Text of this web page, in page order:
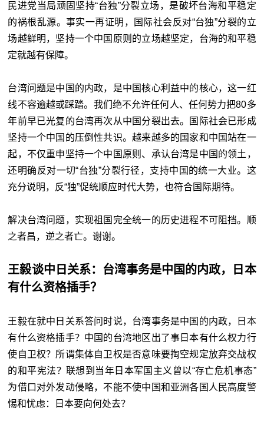
民进党当局顽固坚持“台独”分裂立场，是破坏台海和平稳定
的祸根乱源。事实一再证明，国际社会反对“台独”分裂的立
场越鲜明，坚持一个中国原则的立场越坚定，台海的和平稳
定就越有保障。
台湾问题是中国的内政，是中国核心利益中的核心，这一红
线不容逾越或踩踏。我们绝不允许任何人、任何势力把80多
年前早已光复的台湾再次从中国分裂出去。国际社会已形成
坚持一个中国的压倒性共识。越来越多的国家和中国站在一
起，不仅重申坚持一个中国原则、承认台湾是中国的领土，
还明确反对一切“台独”分裂行径，支持中国的统一大业。这
充分说明，反“独”促统顺应时代大势，也符合国际期待。
解决台湾问题，实现祖国完全统一的历史进程不可阻挡。顺
之者昌，逆之者亡。谢谢。
王毅谈中日关系：台湾事务是中国的内政，日本
有什么资格插手？
王毅在就中日关系答问时说，台湾事务是中国的内政，日本
有什么资格插手？中国的台湾地区出了事日本有什么权力行
使自卫权？所谓集体自卫权是否意味要掏空规定放弃交战权
的和平宪法？联想到当年日本军国主义曾以“存亡危机事态”
为借口对外发动侵略，不能不使中国和亚洲各国人民高度警
惕和忧虑：日本要向何处去？